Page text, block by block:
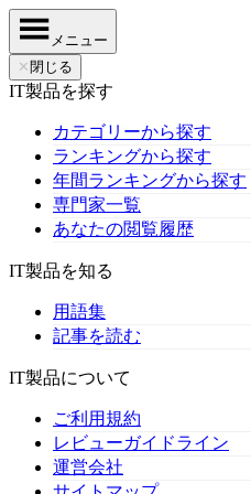
メニュー
✕ 閉じる
IT製品を探す
カテゴリーから探す
ランキングから探す
年間ランキングから探す
専門家一覧
あなたの閲覧履歴
IT製品を知る
用語集
記事を読む
IT製品について
ご利用規約
レビューガイドライン
運営会社